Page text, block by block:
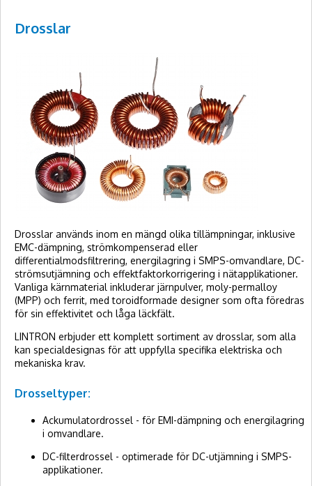
Drosslar
Drosslar används inom en mängd olika tillämpningar, inklusive
EMC-dämpning, strömkompenserad eller
differentialmodsfiltrering, energilagring i SMPS-omvandlare, DC-
strömsutjämning och effektfaktorkorrigering i nätapplikationer.
Vanliga kärnmaterial inkluderar järnpulver, moly-permalloy
(MPP) och ferrit, med toroidformade designer som ofta föredras
för sin effektivitet och låga läckfält.
LINTRON erbjuder ett komplett sortiment av drosslar, som alla
kan specialdesignas för att uppfylla specifika elektriska och
mekaniska krav.
Drosseltyper:
Ackumulatordrossel - för EMI-dämpning och energilagring
i omvandlare.
DC-filterdrossel - optimerade för DC-utjämning i SMPS-
applikationer.